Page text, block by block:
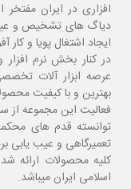
افزاری در ایران
دیاگ های تشخیص و
ایجاد اشتغال پویا و کار
در کنار بخش نرم
عرصه ابزار آلات
بهترین و با کیفیت
توانسته قدم های
تعمیرگاهی و عیب یابی
کلیه محصولات ارائه
اسلامی ایران میباشد.